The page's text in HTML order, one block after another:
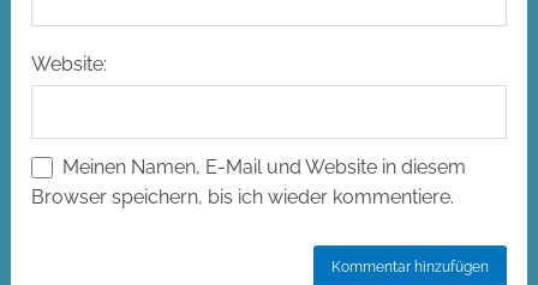
Website:
Meinen Namen, E-Mail und Website in diesem
Browser speichern, bis ich wieder kommentiere.